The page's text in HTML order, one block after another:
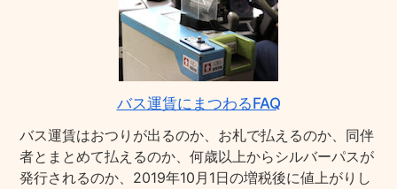
バス運賃にまつわるFAQ
バス運賃はおつりが出るのか、お札で払えるのか、同伴
者とまとめて払えるのか、何歳以上からシルバーパスが
発行されるのか、2019年10月1日の増税後に値上がりし